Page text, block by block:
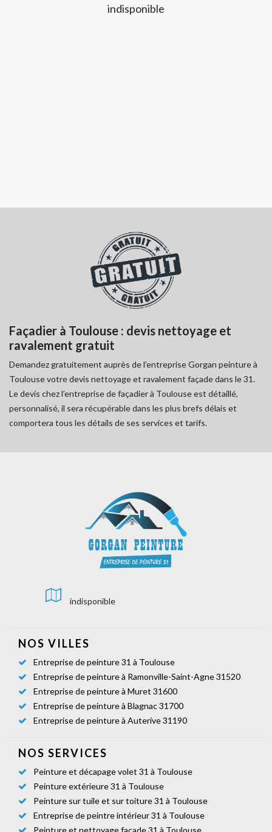
indisponible
Façadier à Toulouse : devis nettoyage et
ravalement gratuit
Demandez gratuitement auprès de l’entreprise Gorgan peinture à
Toulouse votre devis nettoyage et ravalement façade dans le 31.
Le devis chez l’entreprise de façadier à Toulouse est détaillé,
personnalisé, il sera récupérable dans les plus brefs délais et
comportera tous les détails de ses services et tarifs.
indisponible
NOS VILLES
Entreprise de peinture 31 à Toulouse
Entreprise de peinture à Ramonville-Saint-Agne 31520
Entreprise de peinture à Muret 31600
Entreprise de peinture à Blagnac 31700
Entreprise de peinture à Auterive 31190
NOS SERVICES
Peinture et décapage volet 31 à Toulouse
Peinture extérieure 31 à Toulouse
Peinture sur tuile et sur toiture 31 à Toulouse
Entreprise de peintre intérieur 31 à Toulouse
Peinture et nettoyage façade 31 à Toulouse